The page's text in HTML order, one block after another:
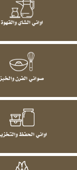
اواني الشاي والقهوة
صواني الفرن والخبز
اواني الحفظ